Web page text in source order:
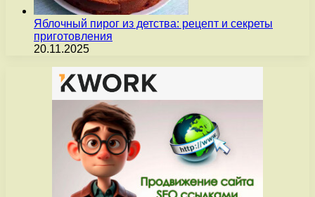
Яблочный пирог из детства: рецепт и секреты
приготовления
20.11.2025